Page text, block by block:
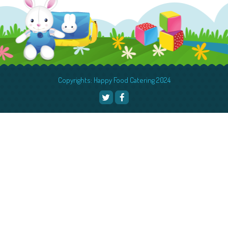
Copyrights: Happy Food Catering 2024